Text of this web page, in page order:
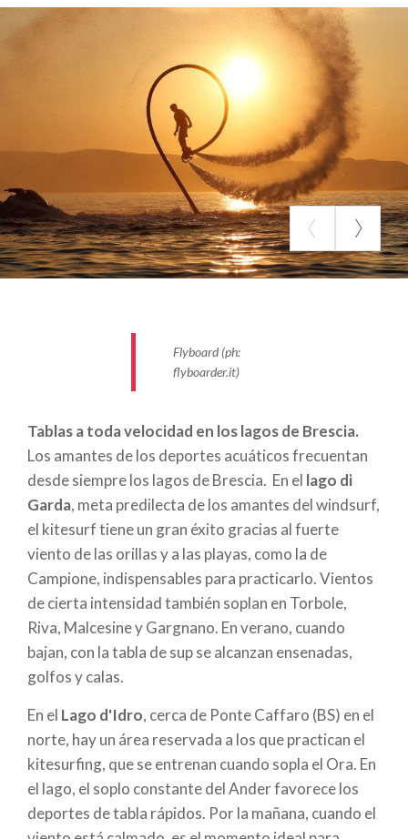
Aunque los nuevos deportes acuáticos, a menudo
extremos, prometen cansancio, también ofrecen
una gran diversión. Elwakeboard, que se practica en
una tabla similar a la del snowboard, sujeto a los
enganches, prevé saltos, curvas, cabriolas y
atrevidas evoluciones mientras se es arrastrado
por una lancha motora. También se puede practicar
en versión wakeskate (con tabla antideslizante),
sitwake (con asiento), cable (en instalaciones
específicas).
En elflyboard, los saltos en el aire se vuelven
propulsor y que se transmite a las botas y la
chaqueta técnica te hará alzar el vuelo, literalmente!
Adrenalina a tope también con elkitesurf, para
surfear entre las nubes y hacer acrobacias rozando
el agua. ¿Lo necesario? Viento, tabla y una cometa a
la que agarrarse mediante un trapecio con asidero.
Lo último en los deportes acuáticos del verano,
especial para los más contemplativos, elsup (stand
up paddle)no requiere un entrenamiento especial,
sino solo una tabla, un remo y... ¡un poco de
equilibrio para no caerse al agua!
Además de los más conocidos, en Lombardía, se
están extendiendo otros deportes acuáticos de
moda, como elsubwing, una especie de snorkeling
motorizado subacuático, arrastrado por una barca,
o elwingfoil, para volar sobre las olas a bordo de
una tabla con aleta hydrofoil que lleva un ala inflable
con la que disfrutar del viento. Por último, especial
Flyboard (ph:
flyboarder.it)
Tablas a toda velocidad en los lagos de Brescia.
Los amantes de los deportes acuáticos frecuentan
desde siempre los lagos de Brescia. En el lago di
Garda, meta predilecta de los amantes del windsurf,
el kitesurf tiene un gran éxito gracias al fuerte
viento de las orillas y a las playas, como la de
Campione, indispensables para practicarlo. Vientos
de cierta intensidad también soplan en Torbole,
Riva, Malcesine y Gargnano. En verano, cuando
bajan, con la tabla de sup se alcanzan ensenadas,
golfos y calas.
En el Lago d'Idro, cerca de Ponte Caffaro (BS) en el
norte, hay un área reservada a los que practican el
kitesurfing, que se entrenan cuando sopla el Ora. En
el lago, el soplo constante del Ander favorece los
deportes de tabla rápidos. Por la mañana, cuando el